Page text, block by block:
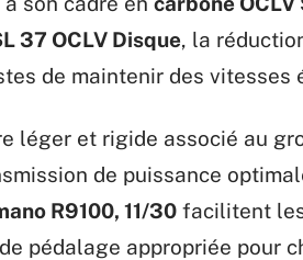
37 OCLV Disque, la
de maintenir des vitesses
léger et rigide associé au
de puissance
R9100, 11/30 facilitent
pédalage appropriée pour